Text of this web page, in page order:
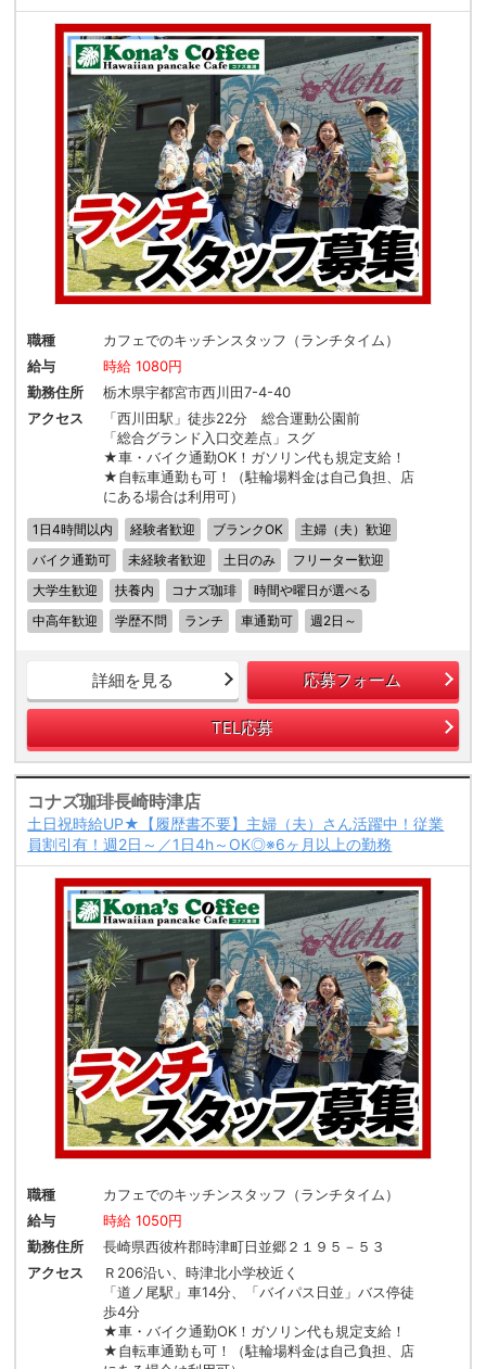
職種
カフェでのキッチンスタッフ（ランチタイム）
給与
時給 1080円
勤務住所
栃木県宇都宮市西川田7-4-40
アクセス
「西川田駅」徒歩22分 総合運動公園前
「総合グランド入口交差点」スグ
★車・バイク通勤OK！ガソリン代も規定支給！
★自転車通勤も可！（駐輪場料金は自己負担、店
にある場合は利用可）
1日4時間以内 経験者歓迎 ブランクOK
主婦（夫）歓迎
バイク通勤可
未経験者歓迎 土日のみ
フリーター歓迎
大学生歓迎
扶養内 コナズ珈琲
時間や曜日が選べる
中高年歓迎
学歴不問 ランチ 車通勤可 週2日～
詳細を見る 応募フォーム
TEL応募
コナズ珈琲長崎時津店
土日祝時給UP★【履歴書不要】主婦（夫）さん活躍中！従業
員割引有！週2日～／1日4h～OK◎※6ヶ月以上の勤務
職種
カフェでのキッチンスタッフ（ランチタイム）
給与
時給 1050円
勤務住所
長崎県西彼杵郡時津町日並郷２１９５－５３
アクセス
Ｒ206沿い、時津北小学校近く
「道ノ尾駅」車14分、「バイパス日並」バス停徒
歩4分
★車・バイク通勤OK！ガソリン代も規定支給！
★自転車通勤も可！（駐輪場料金は自己負担、店